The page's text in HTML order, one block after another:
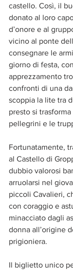
castello. Così, il
donato al loro
d’onore e al
vicino al ponte
consegnare le
giorno di festa,
apprezzamento
confronti di una
scoppia la lite tra
presto si
pellegrini e le
Fortunatamente,
al Castello di
dubbio valorosi
arruolarsi nel
piccoli Cavalieri,
con coraggio e
minacciato dagli
donna all’origine
prigioniera.
Il biglietto unico